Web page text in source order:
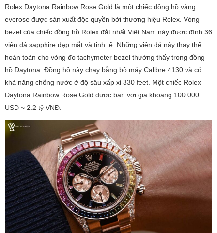
Rolex Daytona Rainbow Rose Gold là một chiếc đồng hồ vàng
everose được sản xuất độc quyền bởi thương hiệu Rolex. Vòng
bezel của chiếc đồng hồ Rolex đắt nhất Việt Nam này được đính 36
viên đá sapphire đẹp mắt và tinh tế. Những viên đá này thay thế
hoàn toàn cho vòng đo tachymeter bezel thường thấy trong đồng
hồ Daytona. Đồng hồ này chạy bằng bộ máy Calibre 4130 và có
khả năng chống nước ở độ sâu xấp xỉ 330 feet. Một chiếc Rolex
Daytona Rainbow Rose Gold được bán với giá khoảng 100.000
USD ~ 2.2 tỷ VNĐ.